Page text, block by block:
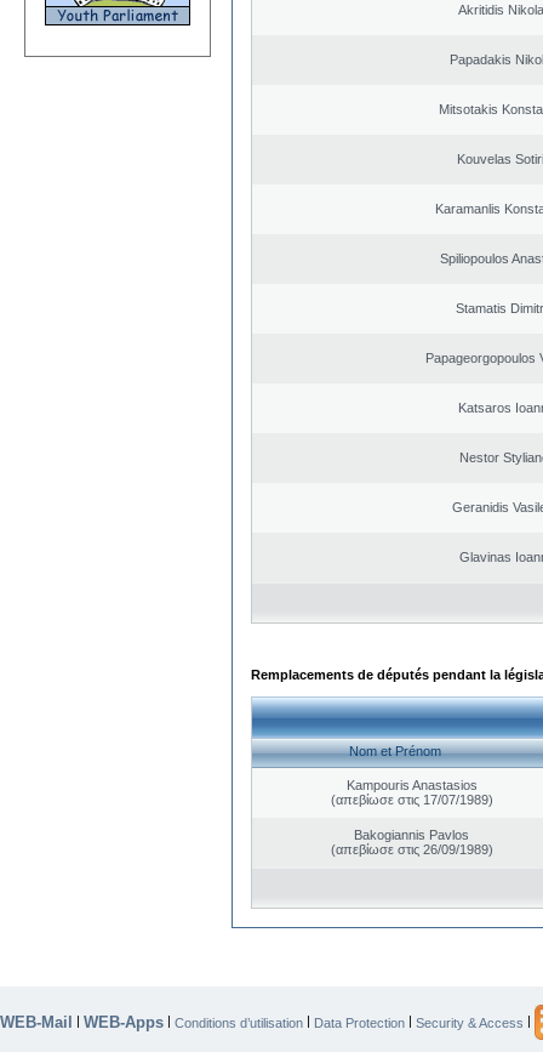
Akritidis
Papadakis
Mitsotakis
Kouvelas
Karamanlis
Spiliopoulos
Stamatis
Papageorgopoulos
Katsaros
Nestor
Geranidis
Glavinas
Remplacements de députés pendant la
Nom et Prénom
Kampouris Anastasios
(απεβίωσε στις 17/07/1989)
Bakogiannis Pavlos
(απεβίωσε στις 26/09/1989)
WEB-Mail | WEB-Apps | Conditions d’utilisation | Data Protection | Security & Access |